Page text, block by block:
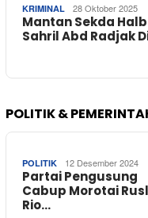
KRIMINAL 28 Oktober 2025
Mantan Sekda
Sahril Abd Radjak
POLITIK &
POLITIK 12 Desember 2024
Partai Pengusung
Cabup Morotai
Rio…